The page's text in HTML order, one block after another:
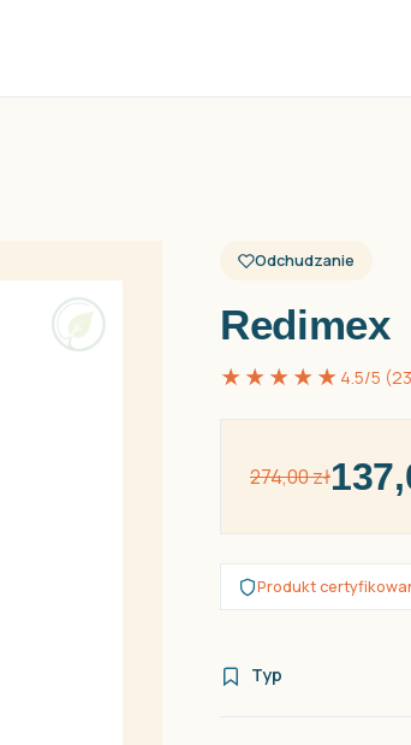
Odchudzanie
Redimex
★★★★★ 4.5/5
274,00 zł
Produkt
Typ